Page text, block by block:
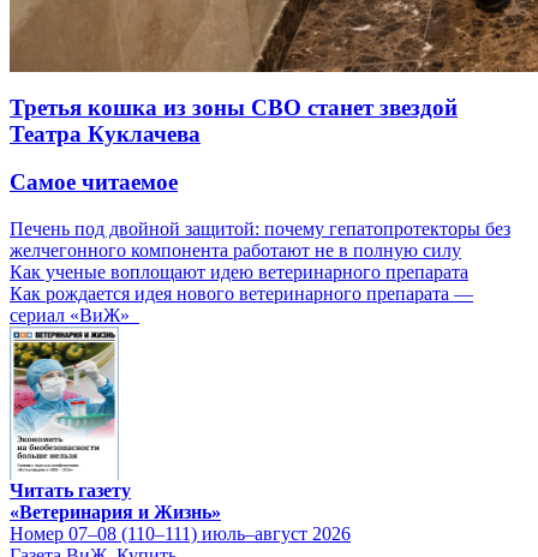
Третья кошка из зоны СВО станет звездой
Театра Куклачева
Самое читаемое
Печень под двойной защитой: почему гепатопротекторы без
желчегонного компонента работают не в полную силу
Как ученые воплощают идею ветеринарного препарата
Как рождается идея нового ветеринарного препарата —
сериал «ВиЖ»
Читать газету
«Ветеринария и Жизнь»
Номер 07–08 (110–111) июль–август 2026